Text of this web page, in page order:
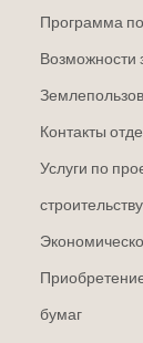
Программа
Возможности
Контакты
Услуги по
строительству
бумаг